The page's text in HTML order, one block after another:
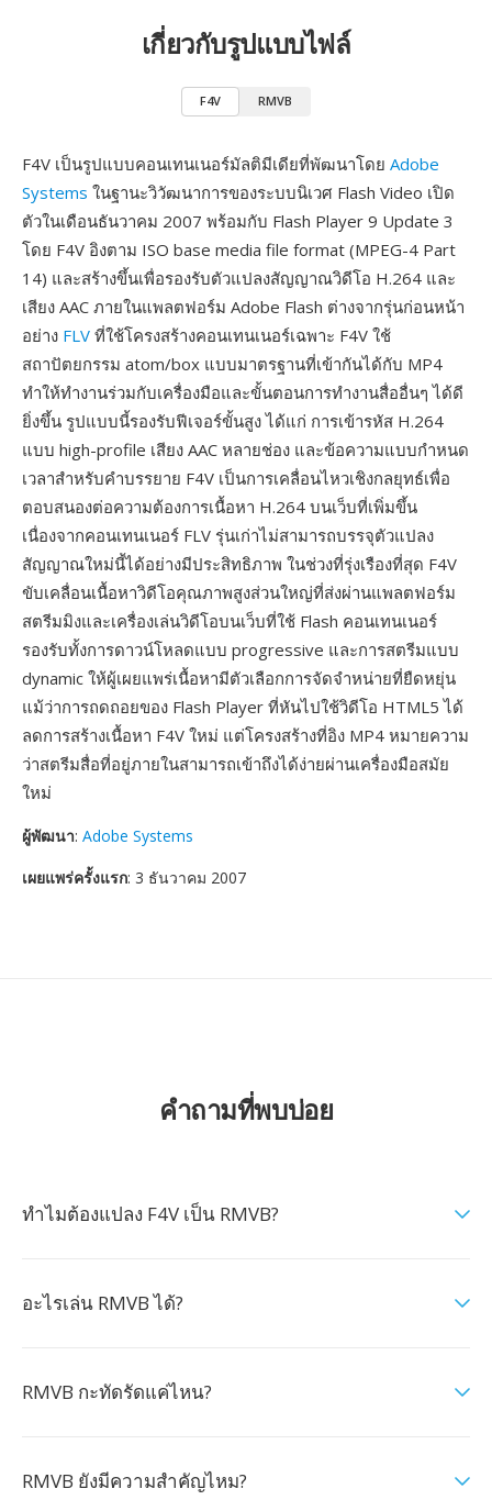
เกี่ยวกับรูปแบบไฟล์
F4V RMVB
F4V เป็นรูปแบบคอนเทนเนอร์มัลติมีเดียที่พัฒนาโดย Adobe
Systems ในฐานะวิวัฒนาการของระบบนิเวศ Flash Video เปิด
ตัวในเดือนธันวาคม 2007 พร้อมกับ Flash Player 9 Update 3
โดย F4V อิงตาม ISO base media file format (MPEG-4 Part
14) และสร้างขึ้นเพื่อรองรับตัวแปลงสัญญาณวิดีโอ H.264 และ
เสียง AAC ภายในแพลตฟอร์ม Adobe Flash ต่างจากรุ่นก่อนหน้า
อย่าง FLV ที่ใช้โครงสร้างคอนเทนเนอร์เฉพาะ F4V ใช้
สถาปัตยกรรม atom/box แบบมาตรฐานที่เข้ากันได้กับ MP4
ทำให้ทำงานร่วมกับเครื่องมือและขั้นตอนการทำงานสื่ออื่นๆ ได้ดี
ยิ่งขึ้น รูปแบบนี้รองรับฟีเจอร์ขั้นสูง ได้แก่ การเข้ารหัส H.264
แบบ high-profile เสียง AAC หลายช่อง และข้อความแบบกำหนด
เวลาสำหรับคำบรรยาย F4V เป็นการเคลื่อนไหวเชิงกลยุทธ์เพื่อ
ตอบสนองต่อความต้องการเนื้อหา H.264 บนเว็บที่เพิ่มขึ้น
เนื่องจากคอนเทนเนอร์ FLV รุ่นเก่าไม่สามารถบรรจุตัวแปลง
สัญญาณใหม่นี้ได้อย่างมีประสิทธิภาพ ในช่วงที่รุ่งเรืองที่สุด F4V
ขับเคลื่อนเนื้อหาวิดีโอคุณภาพสูงส่วนใหญ่ที่ส่งผ่านแพลตฟอร์ม
สตรีมมิงและเครื่องเล่นวิดีโอบนเว็บที่ใช้ Flash คอนเทนเนอร์
รองรับทั้งการดาวน์โหลดแบบ progressive และการสตรีมแบบ
dynamic ให้ผู้เผยแพร่เนื้อหามีตัวเลือกการจัดจำหน่ายที่ยืดหยุ่น
แม้ว่าการถดถอยของ Flash Player ที่หันไปใช้วิดีโอ HTML5 ได้
ลดการสร้างเนื้อหา F4V ใหม่ แต่โครงสร้างที่อิง MP4 หมายความ
ว่าสตรีมสื่อที่อยู่ภายในสามารถเข้าถึงได้ง่ายผ่านเครื่องมือสมัย
ใหม่
ผู้พัฒนา: Adobe Systems
เผยแพร่ครั้งแรก: 3 ธันวาคม 2007
คำถามที่พบบ่อย
ทำไมต้องแปลง F4V เป็น RMVB?
อะไรเล่น RMVB ได้?
RMVB กะทัดรัดแค่ไหน?
RMVB ยังมีความสำคัญไหม?